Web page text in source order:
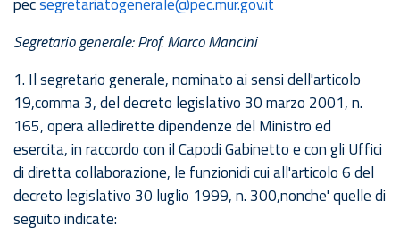
Segretario generale: Prof. Marco Mancini
1. Il segretario generale, nominato ai sensi dell'articolo
19,comma 3, del decreto legislativo 30 marzo 2001, n.
165, opera alledirette dipendenze del Ministro ed
esercita, in raccordo con il Capodi Gabinetto e con gli Uffici
di diretta collaborazione, le funzionidi cui all'articolo 6 del
decreto legislativo 30 luglio 1999, n. 300,nonche' quelle di
seguito indicate: